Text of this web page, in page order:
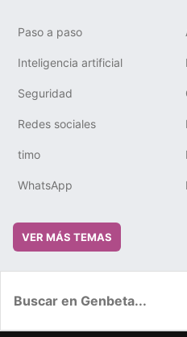
Paso a paso
Inteligencia artificial
Seguridad
Redes sociales
timo
WhatsApp
VER MÁS TEMAS